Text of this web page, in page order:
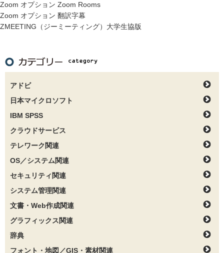
Zoom オプション Zoom Rooms
Zoom オプション 翻訳字幕
ZMEETING（ジーミーティング）大学生協版
アドビ
日本マイクロソフト
IBM SPSS
クラウドサービス
テレワーク関連
OS／システム関連
セキュリティ関連
システム管理関連
文書・Web作成関連
グラフィックス関連
辞典
フォント・地図／GIS・素材関連